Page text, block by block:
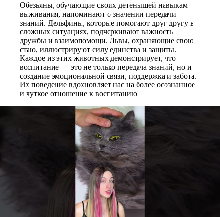
Обезьяны, обучающие своих детенышей навыкам
выживания, напоминают о значении передачи
знаний. Дельфины, которые помогают друг другу в
сложных ситуациях, подчеркивают важность
дружбы и взаимопомощи. Львы, охраняющие свою
стаю, иллюстрируют силу единства и защиты.
Каждое из этих животных демонстрирует, что
воспитание — это не только передача знаний, но и
создание эмоциональной связи, поддержка и забота.
Их поведение вдохновляет нас на более осознанное
и чуткое отношение к воспитанию.